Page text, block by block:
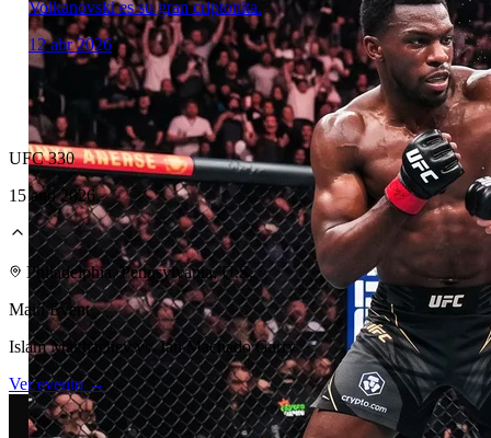
Laboratorio Técnico
Volkanovski es su gran criptonita.
12 abr 2026
UFC 330
15 ago 2026
Philadelphia, Pennsylvania, U.S.
Main Event
Islam Makhachev vs. Ian Machado Garry
Ver evento →